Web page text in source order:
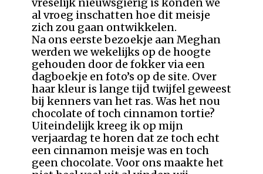
al vroeg inschatten hoe dit meisje
zich zou gaan ontwikkelen.
Na ons eerste bezoekje aan Meghan
werden we wekelijks op de hoogte
gehouden door de fokker via een
dagboekje en foto’s op de site. Over
haar kleur is lange tijd twijfel geweest
bij kenners van het ras. Was het nou
chocolate of toch cinnamon tortie?
Uiteindelijk kreeg ik op mijn
verjaardag te horen dat ze toch echt
een cinnamon meisje was en toch
geen chocolate. Voor ons maakte het